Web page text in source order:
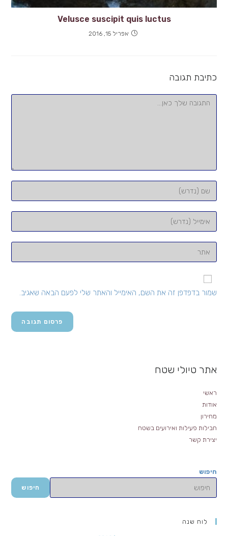
Velusce suscipit quis luctus
אפריל 15, 2016
כתיבת תגובה
להגיב
את
השם
שלך
שם
משתמש
כדי
את
כתובת
דואר
שלך
כדי
את
כתובת
אתר
שמור בדפדפן זה את השם, האימייל והאתר שלי לפעם הבאה שאגיב.
אתר טיולי שטח
ראשי
אודות
מחירון
חבילות פעילות ואירועים בשטח
יצירת קשר
חיפוש
חיפוש
לוח שנה